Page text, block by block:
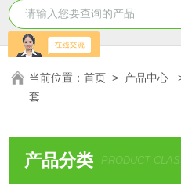
当前位置：首页 > 产品中心
套
产品分类 PRODUCT